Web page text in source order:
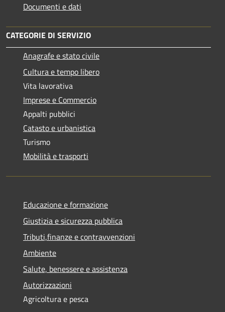
Documenti e dati
CATEGORIE DI SERVIZIO
Anagrafe e stato civile
Cultura e tempo libero
Vita lavorativa
Imprese e Commercio
Appalti pubblici
Catasto e urbanistica
Turismo
Mobilità e trasporti
Educazione e formazione
Giustizia e sicurezza pubblica
Tributi,finanze e contravvenzioni
Ambiente
Salute, benessere e assistenza
Autorizzazioni
Agricoltura e pesca